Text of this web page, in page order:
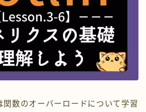
編
ョン編
関数のオーバーロードについて学習